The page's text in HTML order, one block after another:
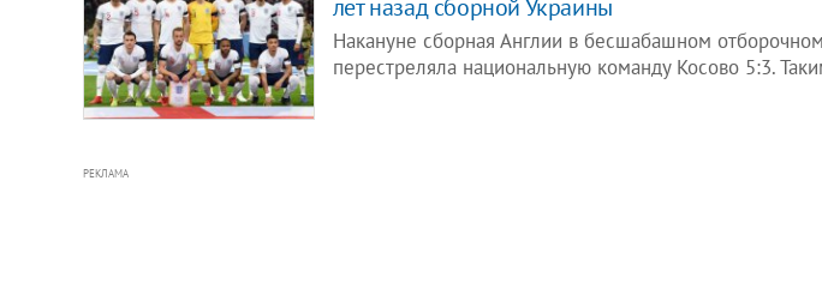
лет назад сборной Украины
Накануне сборная Англии в бесшабашном
перестреляла национальную команду Косово 5:3.
РЕКЛАМА